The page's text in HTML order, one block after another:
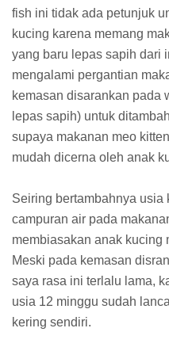
fish ini tidak ada petunjuk
kucing karena memang
yang baru lepas sapih dari
mengalami pergantian
kemasan disarankan pada
lepas sapih) untuk
supaya makanan meo
mudah dicerna oleh anak
Seiring bertambahnya usia
campuran air pada
membiasakan anak kucing
Meski pada kemasan
saya rasa ini terlalu lama,
usia 12 minggu sudah
kering sendiri.